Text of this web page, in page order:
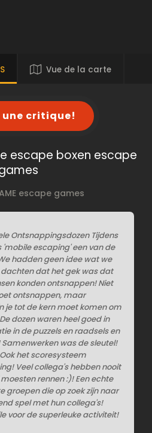
Vue de la carte
une critique!
escape boxen escape
escape games
Ontsnappingsdozen Tijdens
escaping' een van de
hadden geen idee wat we
dat het gek was dat
konden ontsnappen! Niet
ontsnappen, maar
je tot de kern moet komen om
dozen waren heel goed in
in de puzzels en raadsels en
was de sleutel!
het scoresysteem
Veel collega's hebben nooit
rennen :)! Een echte
groepen die op zoek zijn naar
spel met hun collega's!
voor de superleuke activiteit!